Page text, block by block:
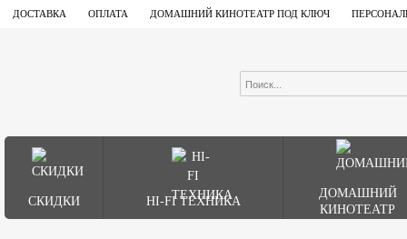
ДОСТАВКА ОПЛАТА ДОМАШНИЙ КИНОТЕАТР ПОД КЛЮЧ
СКИДКИ HI-FI ТЕХНИКА
ДОМАШНИЙ
КИНОТЕАТР